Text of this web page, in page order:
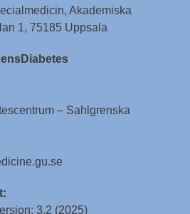
Akademiska
1, 75185 Uppsala
– Sahlgrenska
3.2 (2025)